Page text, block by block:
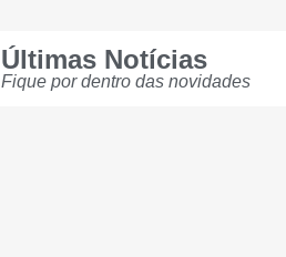
Últimas Notícias
Fique por dentro das novidades